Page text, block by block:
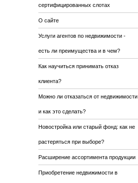
сертифицированных слотах
О сайте
Услуги агентов по недвижимости -
есть ли преимущества и в чем?
Как научиться принимать отказ
клиента?
Можно ли отказаться от недвижимости
и как это сделать?
Новостройка или старый фонд: как не
растеряться при выборе?
Расширение ассортимента продукции
Приобретение недвижимости в